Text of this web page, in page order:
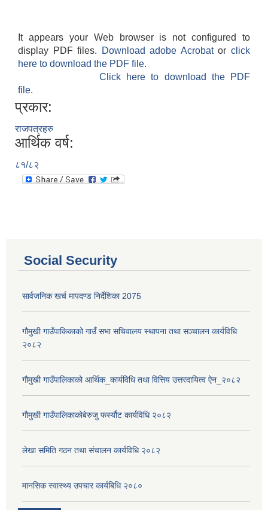
It appears your Web browser is not configured to
display PDF files.
Download adobe Acrobatorclick
here to download the PDF file.
Click here to download the PDF
file.
प्रकार:
राजपत्रहरु
आर्थिक वर्ष:
८१/८२
Social Security
सार्वजनिक खर्च मापदण्ड निर्देशिका 2075
गौमुखी गाउँपाकिकाको गाउँ सभा सचिवालय स्थापना तथा सञ्चालन कार्यविधि
२०८२
गौमुखी गाउँपालिकाको आर्थिक_कार्यविधि तथा वित्तिय उत्तरदायित्व ऐन_२०८२
गौमुखी गाउँपालिकाकोबेरुजु फर्स्यौट कार्यविधि २०८२
लेखा समिति गठन तथा संचालन कार्यविधि २०८२
मानसिक स्वास्थ्य उपचार कार्यबिधि २०८०